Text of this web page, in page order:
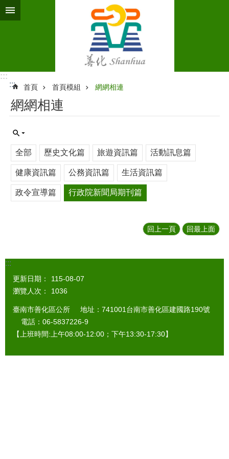
跳到主要內容區塊
:::
:::
首頁 首頁模組 網網相連
網網相連
全部 歷史文化篇 旅遊資訊篇 活動訊息篇
健康資訊篇 公務資訊篇 生活資訊篇
政令宣導篇 行政院新聞局期刊篇
回上一頁 回最上面
:::
更新日期：
115-08-07
瀏覽人次：
1036
臺南市善化區公所 地址：741001台南市善化區建國路190號
電話：06-5837226-9
【上班時間:上午08:00-12:00；下午13:30-17:30】